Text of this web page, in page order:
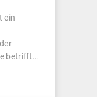
ein
betrifft.